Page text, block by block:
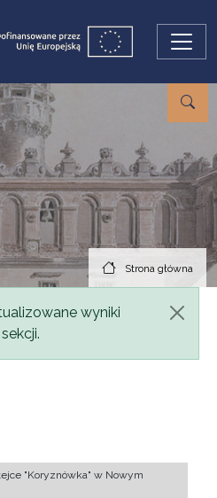
Strona główna
wyniki
"Koryznówka" w Nowym